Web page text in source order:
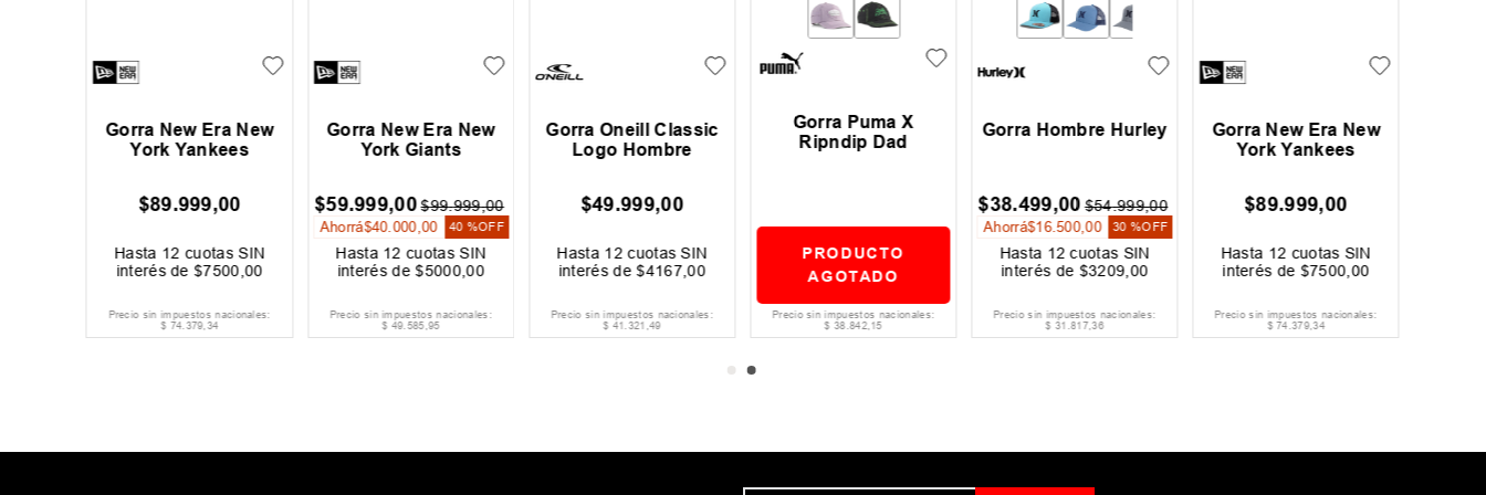
Gorra Rip Curl La Isla
$39.999,00
Hasta 12 cuotas SIN
interés de$3334,00
Precio sin impuestos nacionales:
$ 33.057,02
Gorra Rip Curl La Isla
$39.999,00
Hasta 12 cuotas SIN
interés de$3334,00
Precio sin impuestos nacionales:
$ 33.057,02
Gorra Oneill Flora
$29.000,00
Hasta 12 cuotas SIN
interés de$2417,00
Precio sin impuestos nacionales:
$ 23.966 ,94
Gorra New Era New
York Yankees
Hasta12cuotas SIN
interés de$7500
Precio sin impuestos nacionales:
$ 74.379,34
Gorra New Era New
$89.999,00
Hasta 12 cuotas SIN
interés de$7500,00
Precio sin impuestos nacionales:
$ 74 .379,34
Gorra New Era New
York Giants
999,00$99.999
Hasta 12 cuotas SIN
interés de$5000,00
Precio sin impuestos nacionales:
$ 49.585,95